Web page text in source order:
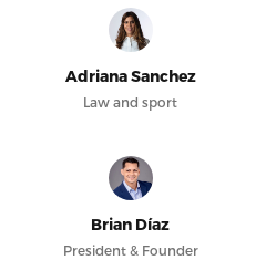
Adriana Sanchez
Law and sport
Brian Díaz
President & Founder